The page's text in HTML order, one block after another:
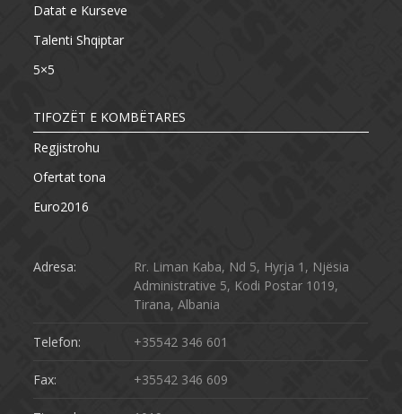
Datat e Kurseve
Talenti Shqiptar
5×5
TIFOZËT E KOMBËTARES
Regjistrohu
Ofertat tona
Euro2016
Adresa:
Rr. Liman Kaba, Nd 5, Hyrja 1, Njësia
Administrative 5, Kodi Postar 1019,
Tirana, Albania
Telefon: +35542 346 601
Fax: +35542 346 609